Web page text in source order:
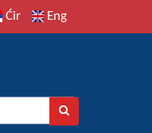
Ćir Eng